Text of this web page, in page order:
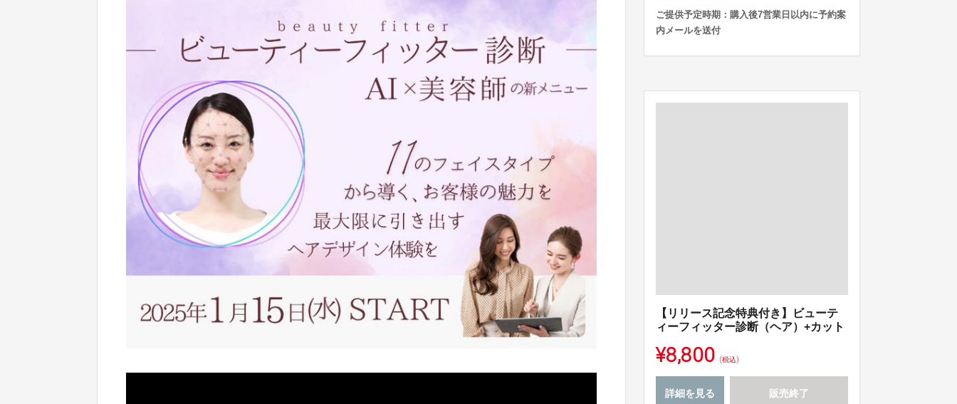
ご提供予定時期：購入後7営業日以内に予約案
内メールを送付
【リリース記念特典付き】ビューテ
ィーフィッター診断（ヘア）+カット
¥8,800 (税込)
詳細を見る 販売終了